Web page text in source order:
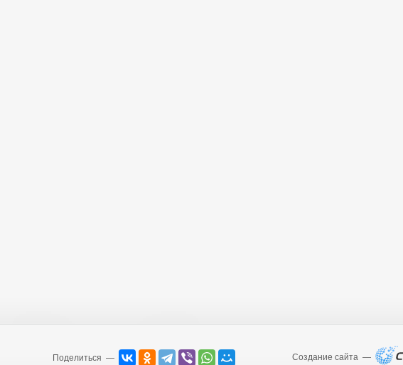
Поделиться — Создание сайта —